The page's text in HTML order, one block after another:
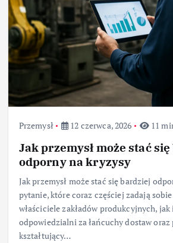
Przemysł 12 czerwca, 2026 11
Jak przemysł może stać
odporny na kryzysy
Jak przemysł może stać się bardziej
pytanie, które coraz częściej zadają
właściciele zakładów produkcyjnych,
odpowiedzialni za łańcuchy dostaw
kształtujący…